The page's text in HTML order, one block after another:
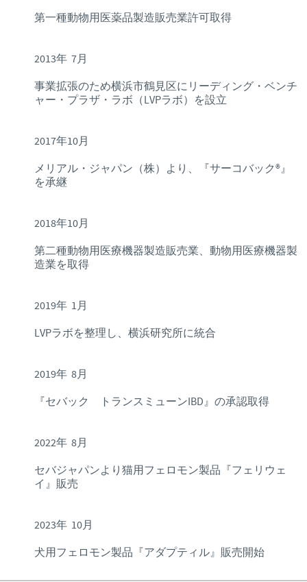
第一種動物用医薬品製造販売業許可取得
2013年 7月
事業拡張のため横浜市鶴見区にリーディング・ベンチ
ャー・プラザ・ラボ（LVPラボ）を設立
2017年10月
メリアル・ジャパン（株）より、『サーコバック®』
を承継
2018年10月
第二種動物用医療機器製造販売業、動物用医療機器製
造業を取得
2019年 1月
LVPラボを整理し、横浜研究所に統合
2019年 8月
『セバック トランスミューンIBD』の承認取得
2022年 8月
セバジャパンより猫用フェロモン製品『フェリウェ
イ』販売
2023年 10月
犬用フェロモン製品『アダプティル』販売開始